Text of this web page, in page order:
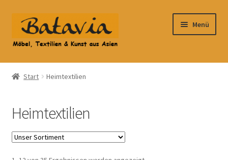
Zur
Navigation
springen
Zum
Inhalt
springen
Menü
Start
AGB
Anfahrt
Start Heimtextilien
Heimtextilien